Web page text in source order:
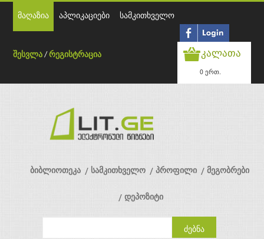
მაღაზია აპლიკაციები სამკითხველო
შესვლა /რეგისტრაცია კალათა
0 ერთ.
ბიბლიოთეკა სამკითხველო პროფილი მეგობრები
დეპოზიტი